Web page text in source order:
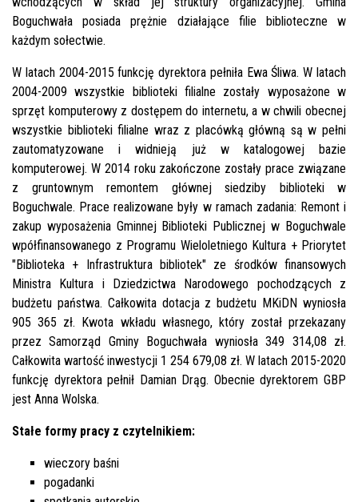
Boguchwała posiada prężnie działające filie biblioteczne w
każdym sołectwie.
W latach 2004-2015 funkcję dyrektora pełniła Ewa Śliwa. W latach
2004-2009 wszystkie biblioteki filialne zostały wyposażone w
sprzęt komputerowy z dostępem do internetu, a w chwili obecnej
wszystkie biblioteki filialne wraz z placówką główną są w pełni
zautomatyzowane i widnieją już w katalogowej bazie
komputerowej. W 2014 roku zakończone zostały prace związane
z gruntownym remontem głównej siedziby biblioteki w
Boguchwale. Prace realizowane były w ramach zadania: Remont i
zakup wyposażenia Gminnej Biblioteki Publicznej w Boguchwale
wpółfinansowanego z Programu Wieloletniego Kultura + Priorytet
"Biblioteka + Infrastruktura bibliotek" ze środków finansowych
Ministra Kultura i Dziedzictwa Narodowego pochodzących z
budżetu państwa. Całkowita dotacja z budżetu MKiDN wyniosła
905 365 zł. Kwota wkładu własnego, który został przekazany
przez Samorząd Gminy Boguchwała wyniosła 349 314,08 zł.
Całkowita wartość inwestycji 1 254 679,08 zł. W latach 2015-2020
funkcję dyrektora pełnił Damian Drąg. Obecnie dyrektorem GBP
jest Anna Wolska.
Stałe formy pracy z czytelnikiem:
wieczory baśni
pogadanki